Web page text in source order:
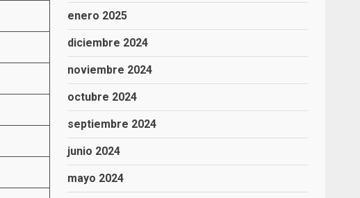
enero 2025
diciembre 2024
noviembre 2024
octubre 2024
septiembre 2024
junio 2024
mayo 2024